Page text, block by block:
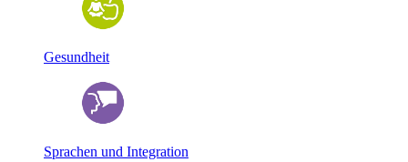
Gesundheit
Sprachen und Integration